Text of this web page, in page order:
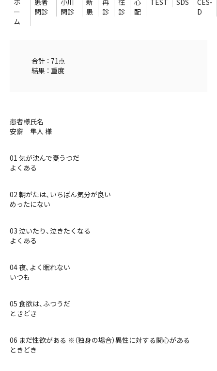
ー
ム
問診
問診
患
診
診
配
D
合計 ： 71点
結果 ： 重度
患者様氏名
安齋 隼人 様
01 気が沈んで憂うつだ
よくある
02 朝がたは、いちばん気分が良い
めったにない
03 泣いたり、泣きたくなる
よくある
04 夜、よく眠れない
いつも
05 食欲は、ふつうだ
ときどき
06 まだ性欲がある ※（独身の場合）異性に対する関心がある
ときどき